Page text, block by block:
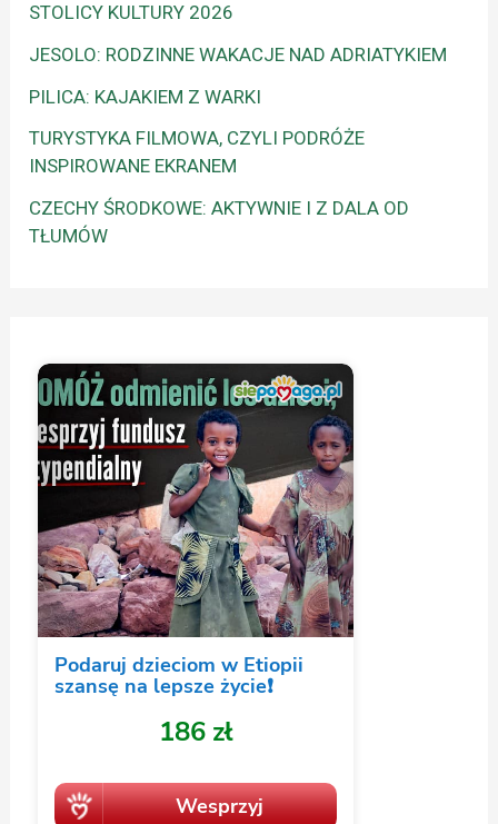
STOLICY KULTURY 2026
JESOLO: RODZINNE WAKACJE NAD ADRIATYKIEM
PILICA: KAJAKIEM Z WARKI
TURYSTYKA FILMOWA, CZYLI PODRÓŻE
INSPIROWANE EKRANEM
CZECHY ŚRODKOWE: AKTYWNIE I Z DALA OD
TŁUMÓW